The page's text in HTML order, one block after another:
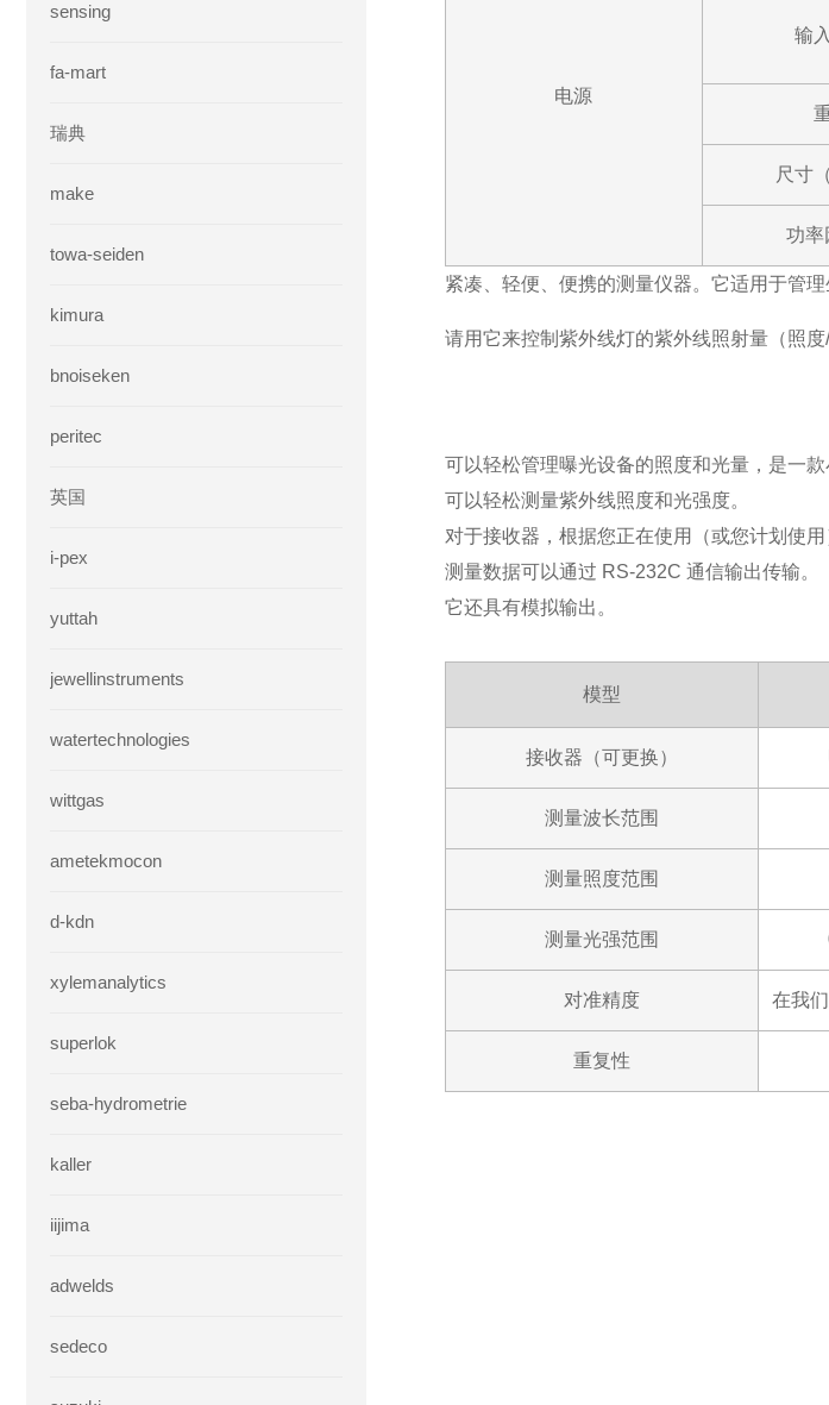
sensing
fa-mart
瑞典
make
towa-seiden
kimura
bnoiseken
peritec
英国
i-pex
yuttah
jewellinstruments
watertechnologies
wittgas
ametekmocon
d-kdn
xylemanalytics
superlok
seba-hydrometrie
kaller
iijima
adwelds
sedeco
电源
输
尺寸
功率
紧凑、轻便、便携的测量仪器。它适用于管理
请用它来控制紫外线灯的紫外线照射量（照度/
可以轻松管理曝光设备的照度和光量，是一款
可以轻松测量紫外线照度和光强度。
对于接收器，根据您正在使用（或您计划使
测量数据可以通过 RS-232C 通信输出传输。
它还具有模拟输出。
模型
接收器（可更换）
测量波长范围
测量照度范围
测量光强范围
对准精度 在我
重复性